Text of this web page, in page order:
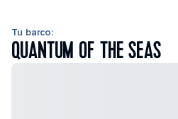
Tu barco:
QUANTUM OF THE SEAS